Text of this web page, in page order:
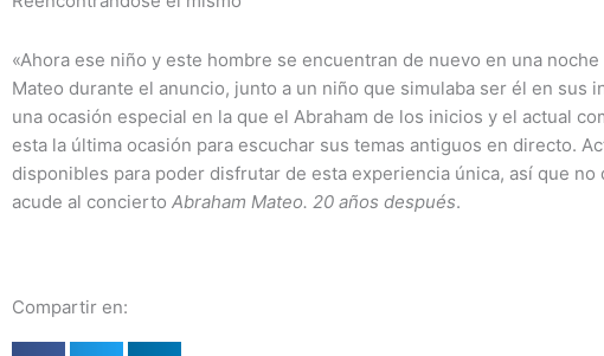
«Ahora ese niño y este hombre se encuentran de nuevo en una
Mateo durante el anuncio, junto a un niño que simulaba ser él en sus
una ocasión especial en la que el Abraham de los inicios y el actual
esta la última ocasión para escuchar sus temas antiguos en directo.
disponibles para poder disfrutar de esta experiencia única, así que
acude al concierto Abraham Mateo. 20 años después.
Compartir en: